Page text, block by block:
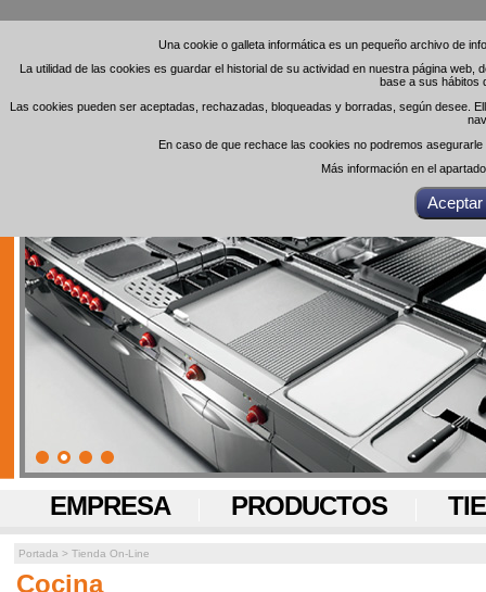
Una cookie o galleta informática es un pequeño archivo de
La utilidad de las cookies es guardar el historial de su actividad en nuestra página
base a sus hábitos
Las cookies pueden ser aceptadas, rechazadas, bloqueadas y borradas, según desee.
En caso de que rechace las cookies no podremos
Más información en el
Una cookie o galleta informática es un pequeño archivo de
La utilidad de las cookies es guardar el historial de su actividad en nuestra página
base a sus hábitos
Las cookies pueden ser aceptadas, rechazadas, bloqueadas y borradas, según desee.
En caso de que rechace las cookies no podremos
Más información en el
EMPRESA PRODUCTOS
Portada > Tienda On-Line
Cocina